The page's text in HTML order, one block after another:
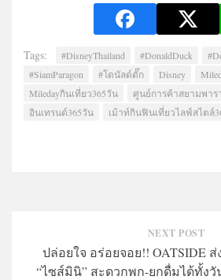
Tags: #DisneyThailand #DonaldDuck
#SiamParagon
#โดนัลด์ดั๊ก Disney
Miledayกินเที่ยว365วัน
ศูนย์การค้าสยามพาร
อินเทรนด์365วัน
เม้าท์กินฟินเที่ยวไลฟ์สไตล์
NEXT POST
ปล่อยใจ อร่อยจอย!! OATSIDE
“ไซส์มินิ” สะดวกพก-ยกดื่มได้ทั้งวั